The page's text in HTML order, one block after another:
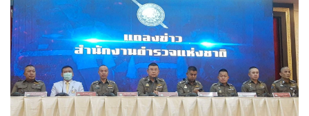
รณ์